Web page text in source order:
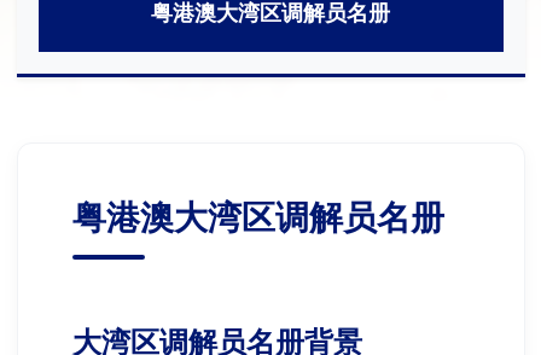
粤港澳大湾区调解员名册
粤港澳大湾区调解员名册
大湾区调解员名册背景